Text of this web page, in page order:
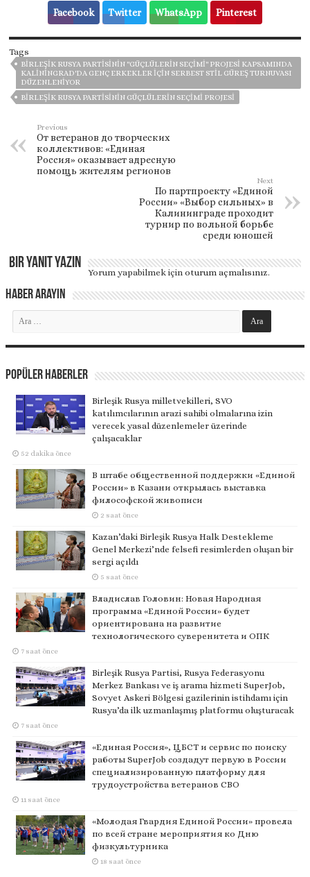
Facebook Twitter WhatsApp Pinterest
Tags
BIRLEŞIK RUSYA PARTISININ "GÜÇLÜLERIN SEÇIMI" PROJESI KAPSAMINDA
KALININGRAD'DA GENÇ ERKEKLER IÇIN SERBEST STIL GÜREŞ TURNUVASI
DÜZENLENIYOR
BIRLEŞIK RUSYA PARTISININ GÜÇLÜLERIN SEÇIMI PROJESI
Previous
От ветеранов до творческих
коллективов: «Единая
Россия» оказывает адресную
помощь жителям регионов
Next
По партпроекту «Единой
России» «Выбор сильных» в
Калининграде проходит
турнир по вольной борьбе
среди юношей
Bir yanıt yazın
Yorum yapabilmek içinoturum açmalısınız.
Haber Arayın
Popüler Haberler
Birleşik Rusya milletvekilleri, SVO
katılımcılarının arazi sahibi olmalarına izin
verecek yasal düzenlemeler üzerinde
çalışacaklar
52 dakika önce
В штабе общественной поддержки «Единой
России» в Казани открылась выставка
философской живописи
2 saat önce
Kazan’daki Birleşik Rusya Halk Destekleme
Genel Merkezi’nde felsefi resimlerden oluşan bir
sergi açıldı
5 saat önce
Владислав Головин: Новая Народная
программа «Единой России» будет
ориентирована на развитие
технологического суверенитета и ОПК
7 saat önce
Birleşik Rusya Partisi, Rusya Federasyonu
Merkez Bankası ve iş arama hizmeti SuperJob,
Sovyet Askeri Bölgesi gazilerinin istihdamı için
Rusya’da ilk uzmanlaşmış platformu oluşturacak
7 saat önce
«Единая Россия», ЦБСТ и сервис по поиску
работы SuperJob создадут первую в России
специализированную платформу для
трудоустройства ветеранов СВО
11 saat önce
«Молодая Гвардия Единой России» провела
по всей стране мероприятия ко Дню
физкультурника
18 saat önce